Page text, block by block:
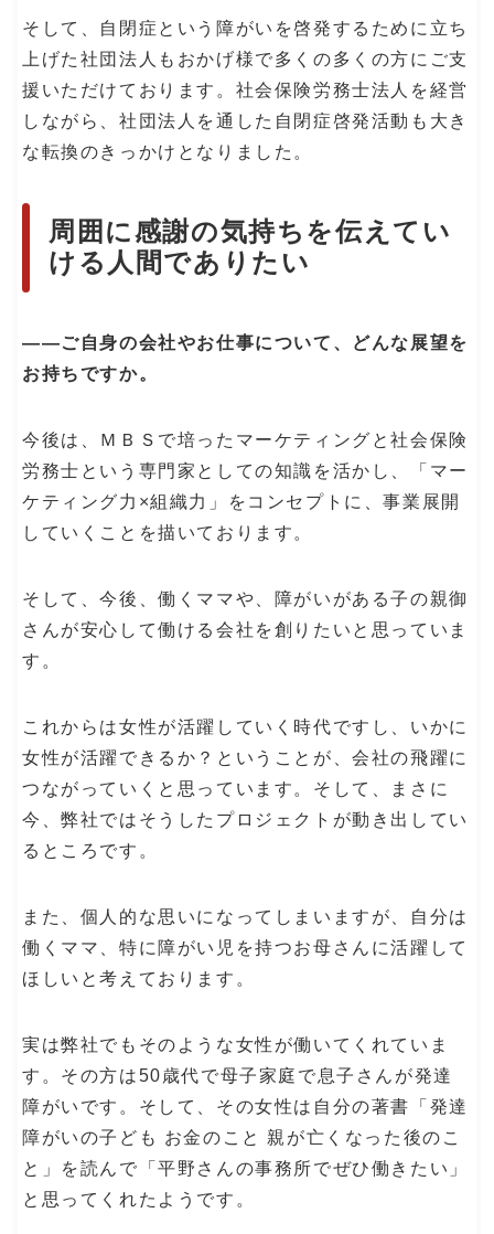
そして、自閉症という障がいを啓発するために立ち
上げた社団法人もおかげ様で多くの多くの方にご支
援いただけております。社会保険労務士法人を経営
しながら、社団法人を通した自閉症啓発活動も大き
な転換のきっかけとなりました。
周囲に感謝の気持ちを伝えてい
ける人間でありたい
――ご自身の会社やお仕事について、どんな展望を
お持ちですか。
今後は、ＭＢＳで培ったマーケティングと社会保険
労務士という専門家としての知識を活かし、「マー
ケティング力×組織力」をコンセプトに、事業展開
していくことを描いております。
そして、今後、働くママや、障がいがある子の親御
さんが安心して働ける会社を創りたいと思っていま
す。
これからは女性が活躍していく時代ですし、いかに
女性が活躍できるか？ということが、会社の飛躍に
つながっていくと思っています。そして、まさに
今、弊社ではそうしたプロジェクトが動き出してい
るところです。
また、個人的な思いになってしまいますが、自分は
働くママ、特に障がい児を持つお母さんに活躍して
ほしいと考えております。
実は弊社でもそのような女性が働いてくれていま
す。その方は50歳代で母子家庭で息子さんが発達
障がいです。そして、その女性は自分の著書「発達
障がいの子ども お金のこと 親が亡くなった後のこ
と」を読んで「平野さんの事務所でぜひ働きたい」
と思ってくれたようです。